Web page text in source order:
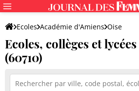
Ecoles Académie d'Amiens Oise
Ecoles, collèges et
(60710)